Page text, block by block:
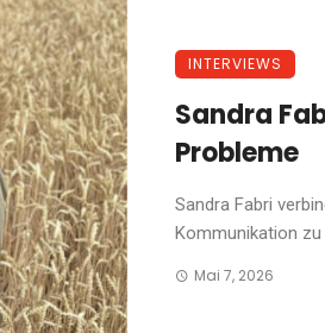
INTERVIEWS
Sandra
Probleme
Sandra Fabri
Kommunikation zu
Mai 7, 2026